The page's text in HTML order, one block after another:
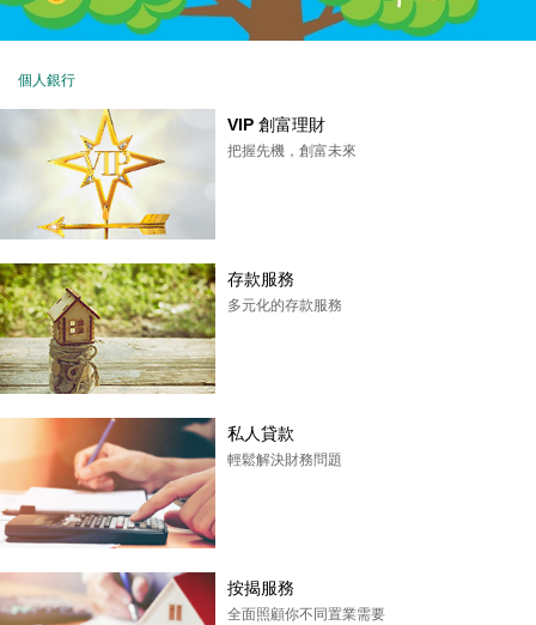
個人銀行
VIP 創富理財
把握先機，創富未來
存款服務
多元化的存款服務
私人貸款
輕鬆解決財務問題
按揭服務
全面照顧你不同置業需要